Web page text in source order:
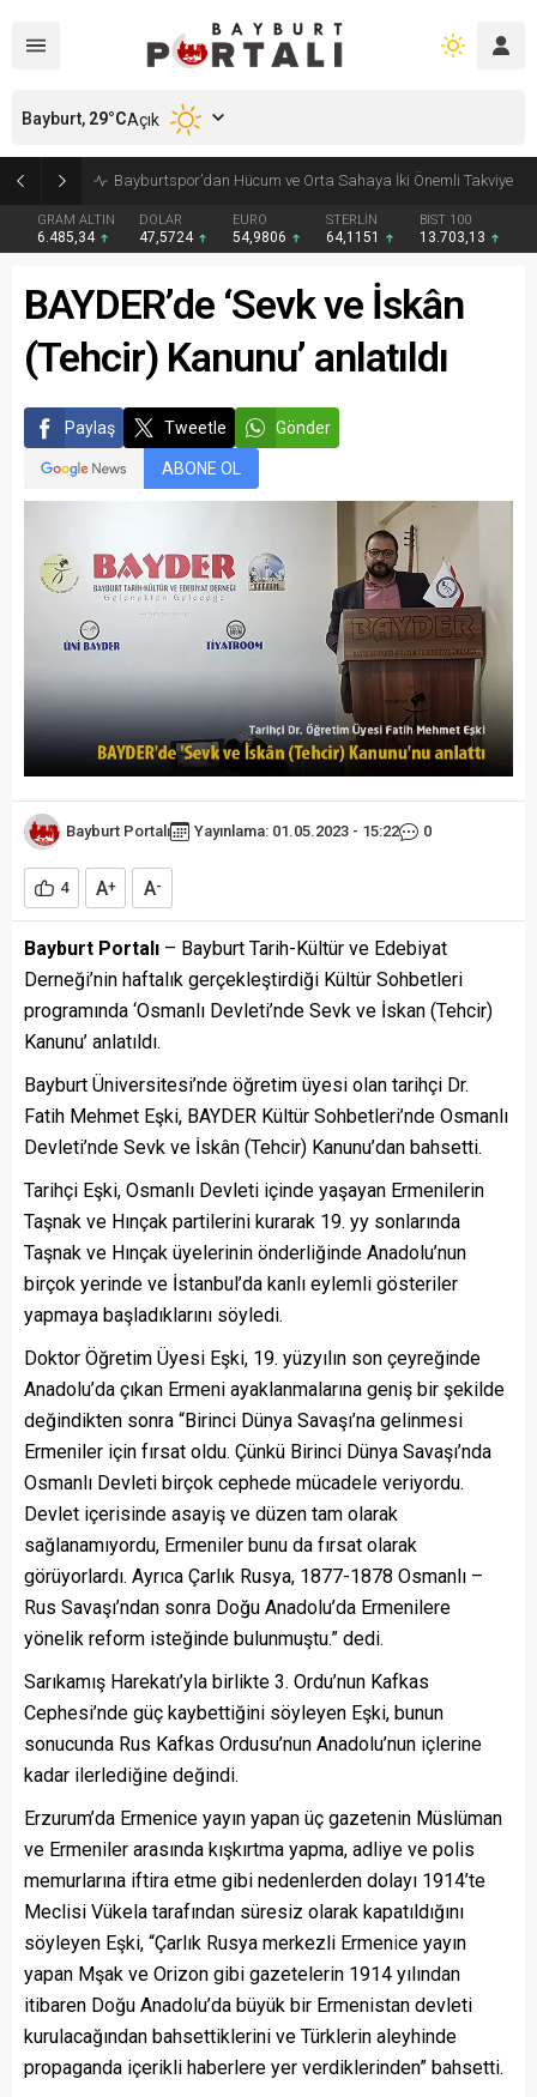
Bayburt’ta Minik Öğrencilere Jandarma Mesleği Tanıtıldı
GRAM ALTIN
6.485,34
DOLAR
47,5724
EURO
54,9806
STERLİN
64,1151
BIST 100
13.703,13
Bayburt, 29°CAçık
BAYDER’de ‘Sevk ve İskân
(Tehcir) Kanunu’ anlatıldı
Paylaş Tweetle Gönder
ABONE OL
Bayburt Portalı Yayınlama: 01.05.2023 - 15:22 0
4 A+ A-
Bayburt Portalı – Bayburt Tarih-Kültür ve Edebiyat
Derneği’nin haftalık gerçekleştirdiği Kültür Sohbetleri
programında ‘Osmanlı Devleti’nde Sevk ve İskan (Tehcir)
Kanunu’ anlatıldı.
Bayburt Üniversitesi’nde öğretim üyesi olan tarihçi Dr.
Fatih Mehmet Eşki, BAYDER Kültür Sohbetleri’nde Osmanlı
Devleti’nde Sevk ve İskân (Tehcir) Kanunu’dan bahsetti.
Tarihçi Eşki, Osmanlı Devleti içinde yaşayan Ermenilerin
Taşnak ve Hınçak partilerini kurarak 19. yy sonlarında
Taşnak ve Hınçak üyelerinin önderliğinde Anadolu’nun
birçok yerinde ve İstanbul’da kanlı eylemli gösteriler
yapmaya başladıklarını söyledi.
Doktor Öğretim Üyesi Eşki, 19. yüzyılın son çeyreğinde
Anadolu’da çıkan Ermeni ayaklanmalarına geniş bir şekilde
değindikten sonra “Birinci Dünya Savaşı’na gelinmesi
Ermeniler için fırsat oldu. Çünkü Birinci Dünya Savaşı’nda
Osmanlı Devleti birçok cephede mücadele veriyordu.
Devlet içerisinde asayiş ve düzen tam olarak
sağlanamıyordu, Ermeniler bunu da fırsat olarak
görüyorlardı. Ayrıca Çarlık Rusya, 1877-1878 Osmanlı –
Rus Savaşı’ndan sonra Doğu Anadolu’da Ermenilere
yönelik reform isteğinde bulunmuştu.” dedi.
Sarıkamış Harekatı’yla birlikte 3. Ordu’nun Kafkas
Cephesi’nde güç kaybettiğini söyleyen Eşki, bunun
sonucunda Rus Kafkas Ordusu’nun Anadolu’nun içlerine
kadar ilerlediğine değindi.
Erzurum’da Ermenice yayın yapan üç gazetenin Müslüman
ve Ermeniler arasında kışkırtma yapma, adliye ve polis
memurlarına iftira etme gibi nedenlerden dolayı 1914’te
Meclisi Vükela tarafından süresiz olarak kapatıldığını
söyleyen Eşki, “Çarlık Rusya merkezli Ermenice yayın
yapan Mşak ve Orizon gibi gazetelerin 1914 yılından
itibaren Doğu Anadolu’da büyük bir Ermenistan devleti
kurulacağından bahsettiklerini ve Türklerin aleyhinde
propaganda içerikli haberlere yer verdiklerinden” bahsetti.